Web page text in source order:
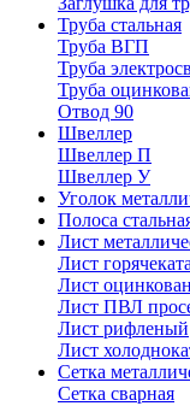
Труба стальная
Труба ВГП
Труба
Труба
Отвод 90
Швеллер
Швеллер П
Швеллер У
Уголок
Полоса
Лист
Лист
Лист
Лист ПВЛ
Лист рифленый
Лист
Сетка
Сетка сварная